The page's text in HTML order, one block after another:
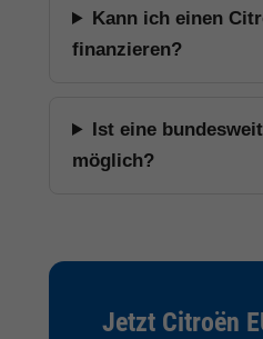
Kann ich einen
finanzieren?
Ist eine
möglich?
Jetzt Citroën